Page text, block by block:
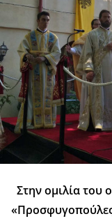
Στην ομιλία του
«Προσφυγοπούλες